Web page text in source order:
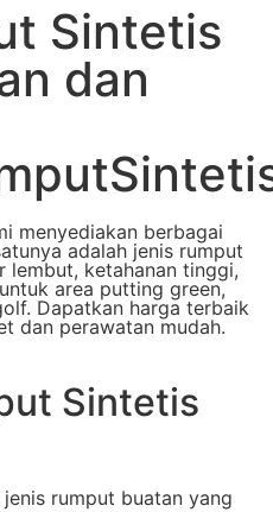
Sintetis
dan
menyediakan berbagai
adalah jenis rumput
lembut, ketahanan tinggi,
area putting green,
Dapatkan harga terbaik
dan perawatan mudah.
Sintetis
rumput buatan yang